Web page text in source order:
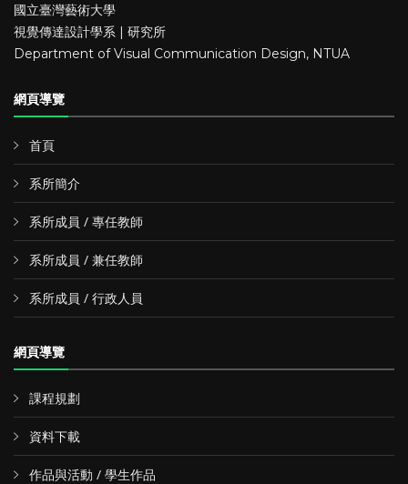
國立臺灣藝術大學
視覺傳達設計學系 | 研究所
Department of Visual Communication Design, NTUA
網頁導覽
首頁
系所簡介
系所成員 / 專任教師
系所成員 / 兼任教師
系所成員 / 行政人員
網頁導覽
課程規劃
資料下載
作品與活動 / 學生作品